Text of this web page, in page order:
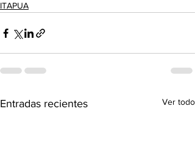
ITAPUA
Entradas recientes Ver todo